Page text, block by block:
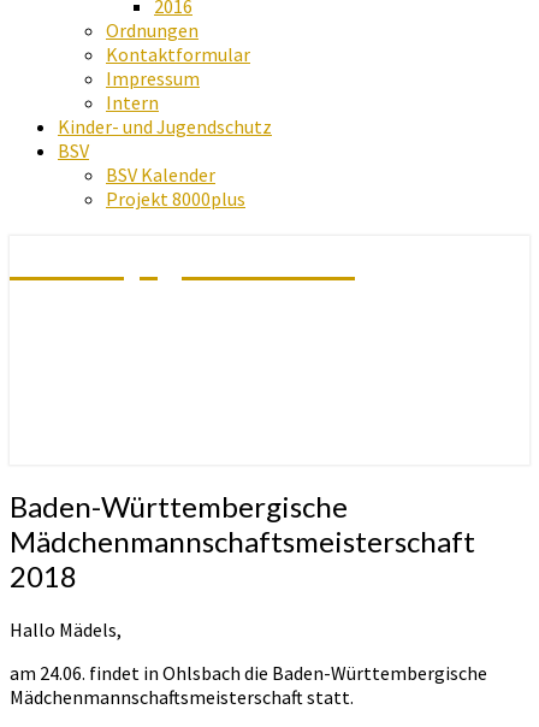
2016
Ordnungen
Kontaktformular
Impressum
Intern
Kinder- und Jugendschutz
BSV
BSV Kalender
Projekt 8000plus
Baden-
Württembergische
Mädchenmannschaftsmeisterschaft
2018
Baden-Württembergische
Mädchenmannschaftsmeisterschaft
2018
Hallo Mädels,
am 24.06. findet in Ohlsbach die Baden-Württembergische
Mädchenmannschaftsmeisterschaft statt.